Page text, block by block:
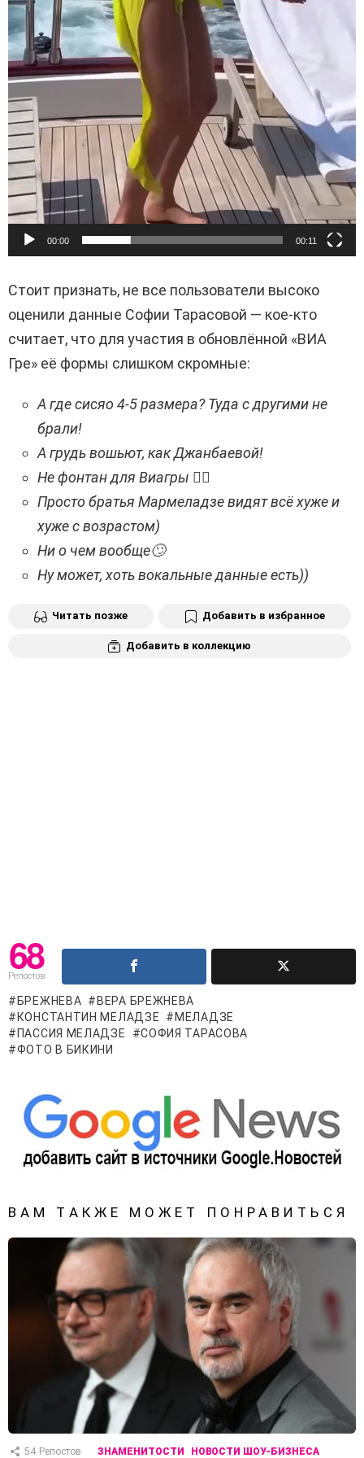
00:00 00:11
Стоит признать, не все пользователи высоко
оценили данные Софии Тарасовой — кое-кто
считает, что для участия в обновлённой «ВИА
Гре» её формы слишком скромные:
А где сисяо 4-5 размера? Туда с другими не
брали!
А грудь вошьют, как Джанбаевой!
Не фонтан для Виагры 😵‍💫
Просто братья Мармеладзе видят всё хуже и
хуже с возрастом)
Ни о чем вообще🙄
Ну может, хоть вокальные данные есть))
Читать позже Добавить в избранное
Добавить в коллекцию
68
Репостов
БРЕЖНЕВА
ВЕРА БРЕЖНЕВА
КОНСТАНТИН МЕЛАДЗЕ
МЕЛАДЗЕ
ПАССИЯ МЕЛАДЗЕ
СОФИЯ ТАРАСОВА
ФОТО В БИКИНИ
ВАМ ТАКЖЕ МОЖЕТ ПОНРАВИТЬСЯ
54 Репостов ЗНАМЕНИТОСТИ НОВОСТИ ШОУ-БИЗНЕСА